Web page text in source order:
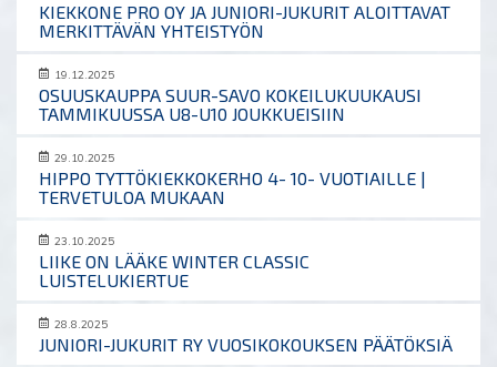
KIEKKONE PRO OY JA JUNIORI-JUKURIT ALOITTAVAT
MERKITTÄVÄN YHTEISTYÖN
19.12.2025
OSUUSKAUPPA SUUR-SAVO KOKEILUKUUKAUSI
TAMMIKUUSSA U8-U10 JOUKKUEISIIN
29.10.2025
HIPPO TYTTÖKIEKKOKERHO 4- 10- VUOTIAILLE |
TERVETULOA MUKAAN
23.10.2025
LIIKE ON LÄÄKE WINTER CLASSIC
LUISTELUKIERTUE
28.8.2025
JUNIORI-JUKURIT RY VUOSIKOKOUKSEN PÄÄTÖKSIÄ